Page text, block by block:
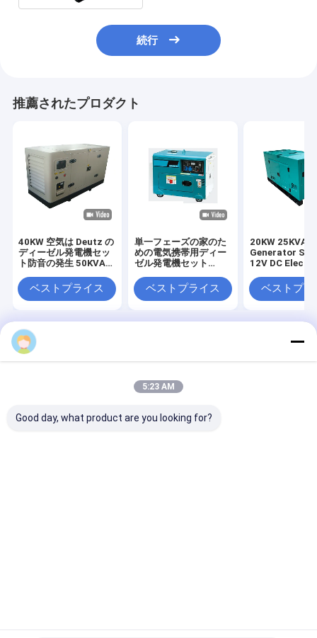
続行
推薦されたプロダクト
40KW 空気は Deutz の
ディーゼル発電機セッ
ト防音の発生 50KVA
ベストプライス
単一フェーズの家のた
めの電気携帯用ディー
ゼル発電機セット
ベストプライス
20KW 25KVA
Generator
12V DC
Heavy-Duty
Construction
ベストプラ
ディーゼル発電機セット中国工場.Copyright © 2026 Wuxi Gpro
Power Solution Co., Ltd. All Rights Reserved.
5:23 AM
Good day, what product are you looking for?